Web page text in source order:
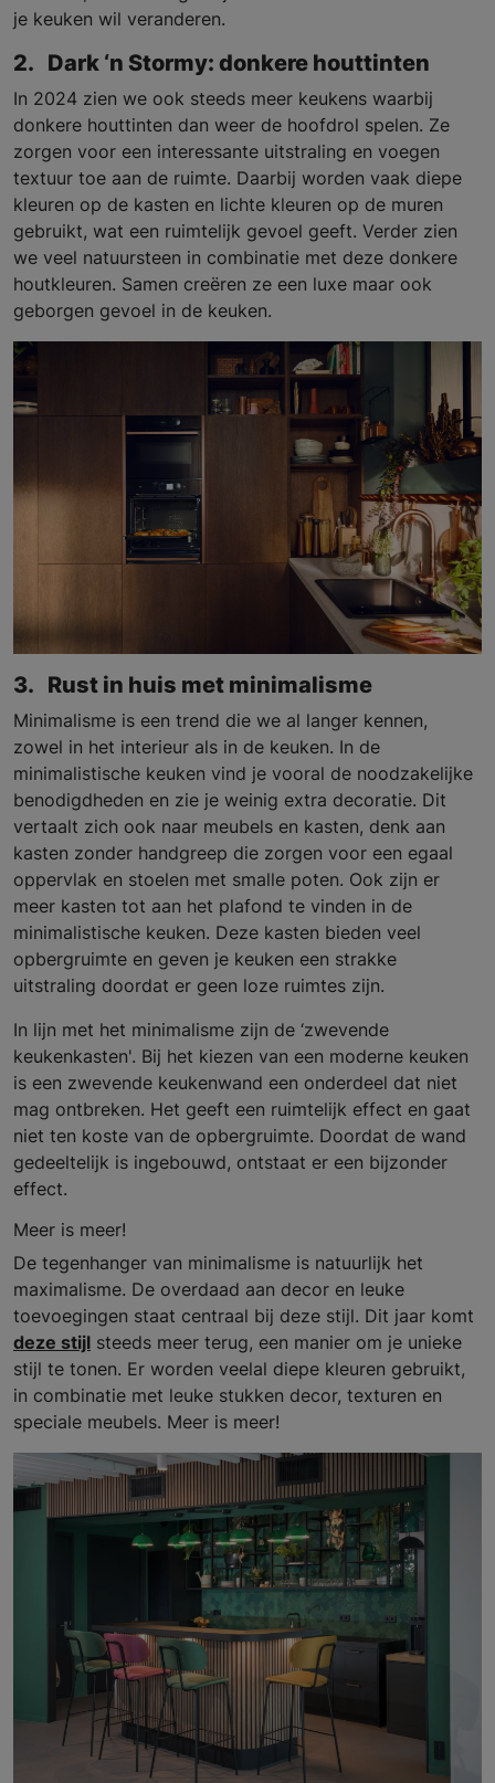
je keuken wil veranderen.
2. Dark ‘n Stormy: donkere houttinten
In 2024 zien we ook steeds meer keukens waarbij
donkere houttinten dan weer de hoofdrol spelen. Ze
zorgen voor een interessante uitstraling en voegen
textuur toe aan de ruimte. Daarbij worden vaak diepe
kleuren op de kasten en lichte kleuren op de muren
gebruikt, wat een ruimtelijk gevoel geeft. Verder zien
we veel natuursteen in combinatie met deze donkere
houtkleuren. Samen creëren ze een luxe maar ook
geborgen gevoel in de keuken.
3. Rust in huis met minimalisme
Minimalisme is een trend die we al langer kennen,
zowel in het interieur als in de keuken. In de
minimalistische keuken vind je vooral de noodzakelijke
benodigdheden en zie je weinig extra decoratie. Dit
vertaalt zich ook naar meubels en kasten, denk aan
kasten zonder handgreep die zorgen voor een egaal
oppervlak en stoelen met smalle poten. Ook zijn er
meer kasten tot aan het plafond te vinden in de
minimalistische keuken. Deze kasten bieden veel
opbergruimte en geven je keuken een strakke
uitstraling doordat er geen loze ruimtes zijn.
In lijn met het minimalisme zijn de ‘zwevende
keukenkasten'. Bij het kiezen van een moderne keuken
is een zwevende keukenwand een onderdeel dat niet
mag ontbreken. Het geeft een ruimtelijk effect en gaat
niet ten koste van de opbergruimte. Doordat de wand
gedeeltelijk is ingebouwd, ontstaat er een bijzonder
effect.
Meer is meer!
De tegenhanger van minimalisme is natuurlijk het
maximalisme. De overdaad aan decor en leuke
toevoegingen staat centraal bij deze stijl. Dit jaar komt
deze stijl steeds meer terug, een manier om je unieke
stijl te tonen. Er worden veelal diepe kleuren gebruikt,
in combinatie met leuke stukken decor, texturen en
speciale meubels. Meer is meer!